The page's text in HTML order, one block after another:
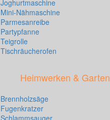
Joghurtmaschine
Mini-Nähmaschine
Parmesanreibe
Partypfanne
Teigrolle
Tischräucherofen
Heimwerken & Garten
Brennholzsäge
Fugenkratzer
Schlammsauger